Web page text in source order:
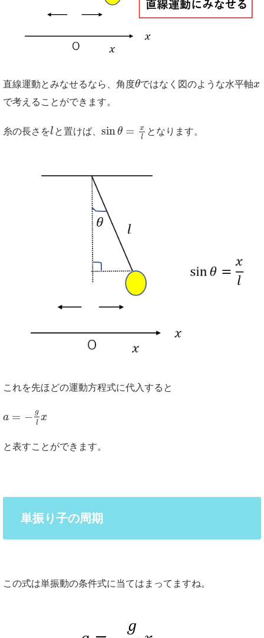
直線運動とみなせるなら、角度θではなく図のような水平軸x
で考えることができます。
糸の長さをl と置けば、 sinθ =
x
l
となります。
これを先ほどの運動方程式に代入すると
a = − g
l
x
と表すことができます。
単振り子の周期
この式は単振動の条件式に当てはまってますね。